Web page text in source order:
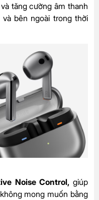
tăng cường âm thanh
bên ngoài trong thời
Noise Control, giúp
mong muốn bằng